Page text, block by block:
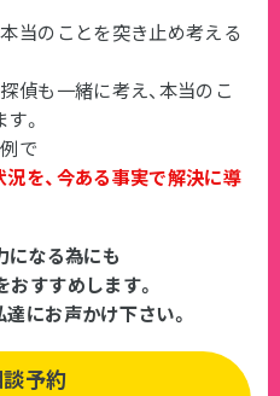
当のことを突き止め考える
偵も一緒に考え、本当のこ
。
で
を、今ある事実で解決に導
になる為にも
すすめします。
にお声かけ下さい。
予約